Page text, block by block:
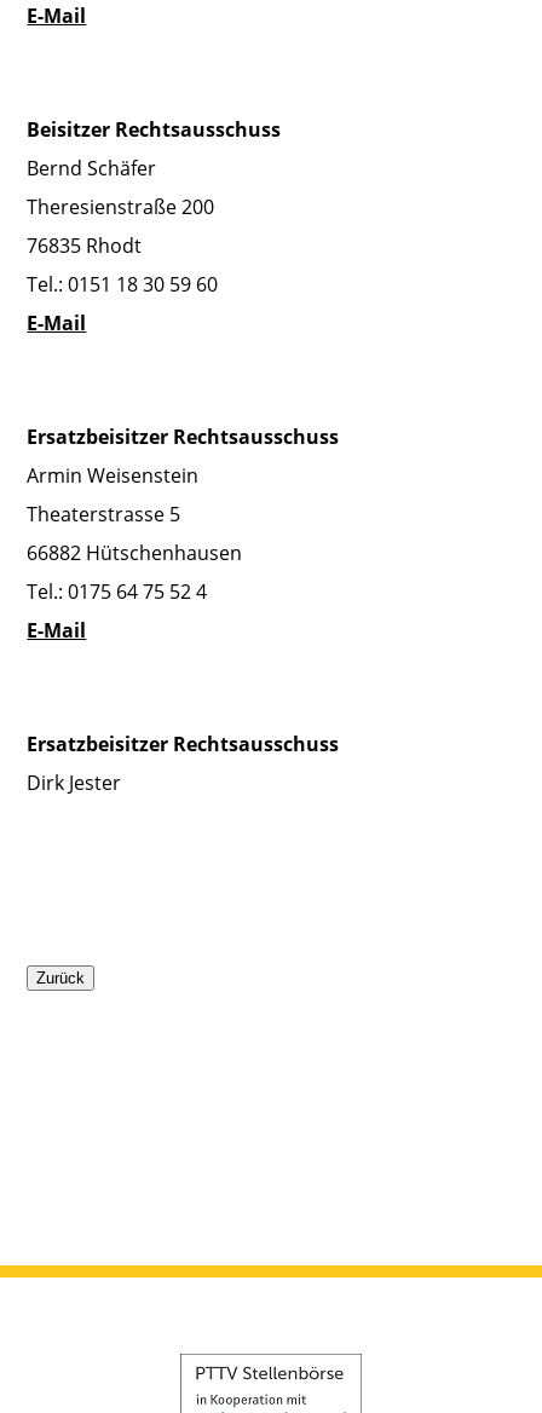
E-Mail
Beisitzer Rechtsausschuss
Bernd Schäfer
Theresienstraße 200
76835 Rhodt
Tel.: 0151 18 30 59 60
E-Mail
Ersatzbeisitzer Rechtsausschuss
Armin Weisenstein
Theaterstrasse 5
66882 Hütschenhausen
Tel.: 0175 64 75 52 4
E-Mail
Ersatzbeisitzer Rechtsausschuss
Dirk Jester
Zurück